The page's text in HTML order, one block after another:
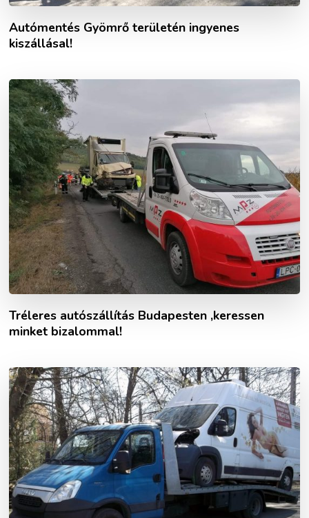
Autómentés Gyömrő területén ingyenes
kiszállásal!
Tréleres autószállítás Budapesten ,keressen
minket bizalommal!